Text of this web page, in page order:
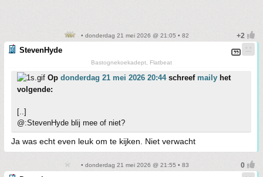
• donderdag 21 mei 2026 @ 21:05 • 82
StevenHyde
Bastognekoekadept, Flatbeat
Op donderdag 21 mei 2026 20:44schreef maily het
volgende:
[..]
@:StevenHyde blij mee of niet?
Ja was echt even leuk om te kijken. Niet verwacht
• donderdag 21 mei 2026 @ 21:55 • 83